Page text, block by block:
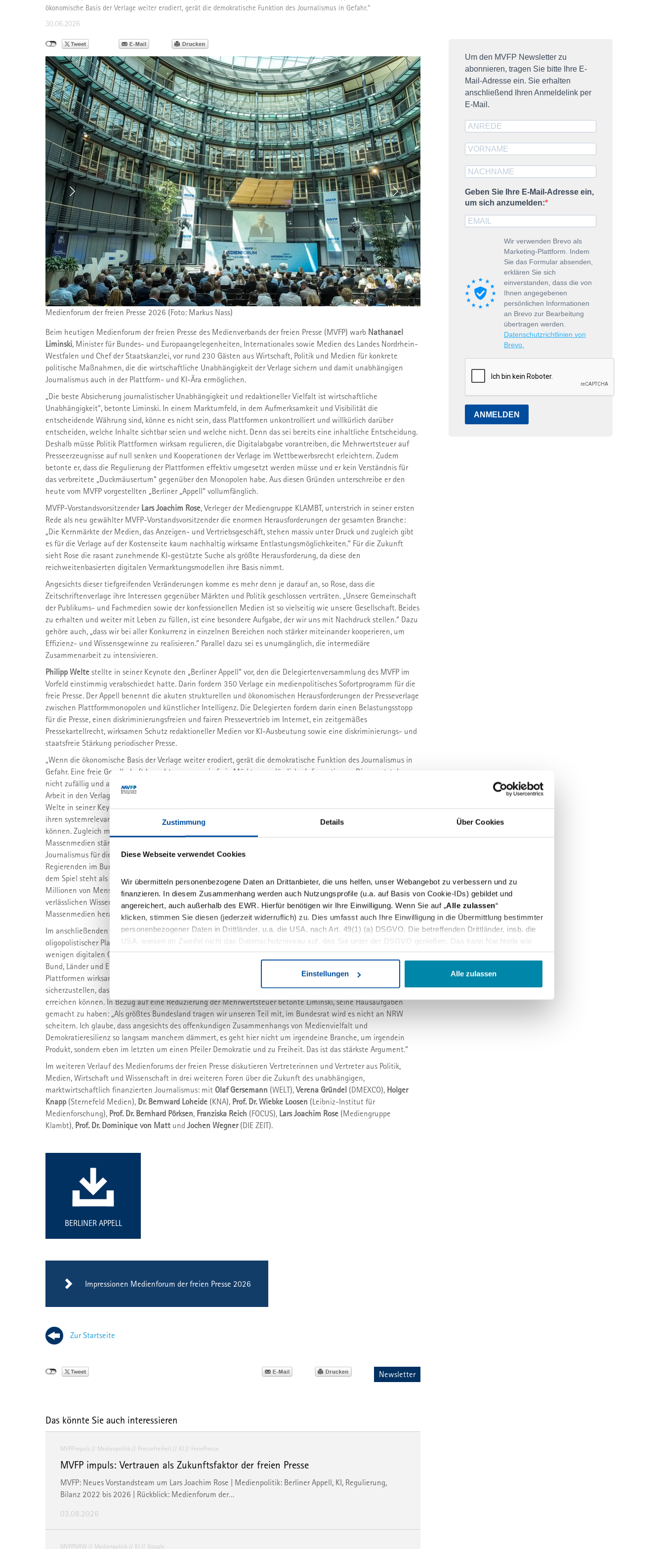
Zustimmung Details Über Cookies
Diese Webseite verwendet Cookies
Wir übermitteln personenbezogene Daten an Drittanbieter, die uns helfen, unser Webangebot zu verbessern und zu
finanzieren. In diesem Zusammenhang werden auch Nutzungsprofile (u.a. auf Basis von Cookie-IDs) gebildet und
angereichert, auch außerhalb des EWR. Hierfür benötigen wir Ihre Einwilligung. Wenn Sie auf „Alle zulassen“
klicken, stimmen Sie diesen (jederzeit widerruflich) zu. Dies umfasst auch Ihre Einwilligung in die Übermittlung bestimmter
personenbezogener Daten in Drittländer, u.a. die USA, nach Art. 49(1) (a) DSGVO. Die betreffenden Drittländer, insb. die
USA, weisen im Zweifel nicht das Datenschutzniveau auf, das Sie unter der DSGVO genießen. Das kann Nachteile wie
eine erschwerte Durchsetzung von Betroffenenrechten, eine fehlende Kontrolle der Weiterverarbeitung und Übermittlung
Überwachungszwecken bedeuten, ohne dass Ihnen Rechtsbehelfe dagegen zustehen. Unter "
Einstellungen" können Sie
Ihre Einstellungen ändern oder die Datenverarbeitung ablehnen.
Sie können Ihre Präferenzen jederzeit anpassen sowie Ihre Einwilligung widerrufen, indem Sie uns per E-Mail informieren:
info@mvfp.de. Weitere Informationen finden Sie in unsererDatenschutzerklärung
Einstellungen Alle zulassen
VDZ-Nummer
Strategische Partner
ökonomische Basis der Verlage weiter erodiert, gerät die demokratische Funktion des Journalismus in Gefahr.“
30.06.2026
Medienforum der freien Presse 2026 (Foto: Markus Nass)
Nathanael Liminski (Foto: Markus Nass)
Beim heutigen Medienforum der freien Presse des Medienverbands der freien Presse (MVFP) warb Nathanael
Liminski, Minister für Bundes- und Europaangelegenheiten, Internationales sowie Medien des Landes Nordrhein-
Westfalen und Chef der Staatskanzlei, vor rund 230 Gästen aus Wirtschaft, Politik und Medien für konkrete
politische Maßnahmen, die die wirtschaftliche Unabhängigkeit der Verlage sichern und damit unabhängigen
Journalismus auch in der Plattform- und KI-Ära ermöglichen.
„Die beste Absicherung journalistischer Unabhängigkeit und redaktioneller Vielfalt ist wirtschaftliche
Unabhängigkeit“, betonte Liminski. In einem Marktumfeld, in dem Aufmerksamkeit und Visibilität die
entscheidende Währung sind, könne es nicht sein, dass Plattformen unkontrolliert und willkürlich darüber
entscheiden, welche Inhalte sichtbar seien und welche nicht. Denn das sei bereits eine inhaltliche Entscheidung.
Deshalb müsse Politik Plattformen wirksam regulieren, die Digitalabgabe vorantreiben, die Mehrwertsteuer auf
Presseerzeugnisse auf null senken und Kooperationen der Verlage im Wettbewerbsrecht erleichtern. Zudem
betonte er, dass die Regulierung der Plattformen effektiv umgesetzt werden müsse und er kein Verständnis für
das verbreitete „Duckmäusertum“ gegenüber den Monopolen habe. Aus diesen Gründen unterschreibe er den
heute vom MVFP vorgestellten „Berliner „Appell“ vollumfänglich.
MVFP-Vorstandsvorsitzender Lars Joachim Rose, Verleger der Mediengruppe KLAMBT, unterstrich in seiner ersten
Rede als neu gewählter MVFP-Vorstandsvorsitzender die enormen Herausforderungen der gesamten Branche:
„Die Kernmärkte der Medien, das Anzeigen- und Vertriebsgeschäft, stehen massiv unter Druck und zugleich gibt
es für die Verlage auf der Kostenseite kaum nachhaltig wirksame Entlastungsmöglichkeiten.“ Für die Zukunft
sieht Rose die rasant zunehmende KI-gestützte Suche als größte Herausforderung, da diese den
reichweitenbasierten digitalen Vermarktungsmodellen ihre Basis nimmt.
Angesichts dieser tiefgreifenden Veränderungen komme es mehr denn je darauf an, so Rose, dass die
Zeitschriftenverlage ihre Interessen gegenüber Märkten und Politik geschlossen verträten. „Unsere Gemeinschaft
der Publikums- und Fachmedien sowie der konfessionellen Medien ist so vielseitig wie unsere Gesellschaft. Beides
zu erhalten und weiter mit Leben zu füllen, ist eine besondere Aufgabe, der wir uns mit Nachdruck stellen.“ Dazu
gehöre auch, „dass wir bei aller Konkurrenz in einzelnen Bereichen noch stärker miteinander kooperieren, um
Effizienz- und Wissensgewinne zu realisieren.“ Parallel dazu sei es unumgänglich, die intermediäre
Zusammenarbeit zu intensivieren.
Philipp Welte stellte in seiner Keynote den „Berliner Appell“ vor, den die Delegiertenversammlung des MVFP im
Vorfeld einstimmig verabschiedet hatte. Darin fordern 350 Verlage ein medienpolitisches Sofortprogramm für die
freie Presse. Der Appell benennt die akuten strukturellen und ökonomischen Herausforderungen der Presseverlage
zwischen Plattformmonopolen und künstlicher Intelligenz. Die Delegierten fordern darin einen Belastungsstopp
für die Presse, einen diskriminierungsfreien und fairen Pressevertrieb im Internet, ein zeitgemäßes
Pressekartellrecht, wirksamen Schutz redaktioneller Medien vor KI-Ausbeutung sowie eine diskriminierungs- und
staatsfreie Stärkung periodischer Presse.
„Wenn die ökonomische Basis der Verlage weiter erodiert, gerät die demokratische Funktion des Journalismus in
Gefahr. Eine freie Gesellschaft braucht – genau wie freie Märkte – verlässliche Informationen. Diese entstehen
nicht zufällig und auch nicht durch künstliche Intelligenz. Sie entstehen durch professionelle journalistische
Arbeit in den Verlagen: durch Recherche, Analyse, Einordnung und verantwortungsbewusstes Publizieren“, hatte
Welte in seiner Keynote betont. Die freie Presse brauche andere ordnungspolitische Rahmenbedingungen, um
ihren systemrelevanten Auftrag auch unter den Machtverhältnissen der digitalen Medienmärkte erfüllen zu
können. Zugleich müsse die Politik der Gefährdung des gesellschaftlichen Zusammenhalts durch die sozialen
Massenmedien stärker begegnen und die Bedeutung eines verlässlichen, dem Presserecht verpflichteten
Journalismus für die Stabilität der Demokratie verstehen. „Daher unser Appell: Es ist an der Zeit, dass die
Regierenden im Bund und in den Ländern erkennen, dass in der gegebenen ökonomischen Situation mehr auf
dem Spiel steht als die Zukunft einzelner Publikationen“, unterstrich Welte. „Es geht es um die Freiheit von
Millionen von Menschen in diesem Land, sich eine wirklich freie Meinung bilden zu können – auf der Basis
verlässlichen Wissens, nicht aus einem Sumpf von Agitation, Desinformation und Manipulation in den sozialen
Massenmedien heraus.“
Im anschließenden Gespräch zwischen Nathanael Liminski und Philipp Welte stand im Mittelpunkt, wie
oligopolistischer Plattformmacht, diskriminierenden Zugangsbedingungen und wachsender Abhängigkeit von
wenigen digitalen Gatekeepern durch konkrete Gesetzgebung zu begegnen ist. Liminski machte deutlich, dass
Bund, Länder und Europa gemeinsam handeln müssten, um die Mehrwertsteuer für Presseprodukte zu senken,
Plattformen wirksam zu regulieren, journalistische Inhalte gegenüber KI-Systemen zu schützen und
sicherzustellen, dass Nutzerinnen und Nutzer Presseangebote im digitalen Raum diskriminierungsfrei finden und
erreichen können. In Bezug auf eine Reduzierung der Mehrwertsteuer betonte Liminski, seine Hausaufgaben
gemacht zu haben: „Als größtes Bundesland tragen wir unseren Teil mit, im Bundesrat wird es nicht an NRW
scheitern. Ich glaube, dass angesichts des offenkundigen Zusammenhangs von Medienvielfalt und
Demokratieresilienz so langsam manchem dämmert, es geht hier nicht um irgendeine Branche, um irgendein
Produkt, sondern eben im letzten um einen Pfeiler Demokratie und zu Freiheit. Das ist das stärkste Argument.“
Im weiteren Verlauf des Medienforums der freien Presse diskutieren Vertreterinnen und Vertreter aus Politik,
Medien, Wirtschaft und Wissenschaft in drei weiteren Foren über die Zukunft des unabhängigen,
marktwirtschaftlich finanzierten Journalismus: mit Olaf Gersemann (WELT),Verena Gründel (DMEXCO), Holger
Knapp (Sternefeld Medien), Dr. Bernward Loheide (KNA), Prof. Dr. Wiebke Loosen (Leibniz-Institut für
Medienforschung), Prof. Dr. Bernhard Pörksen, Franziska Reich (FOCUS), Lars Joachim Rose (Mediengruppe
Klambt), Prof. Dr. Dominique von Matt und Jochen Wegner(DIE ZEIT).
BERLINER APPELL
Impressionen Medienforum der freien Presse 2026
Zur Startseite
Newsletter
Das könnte Sie auch interessieren
MVFPimpuls Medienpolitik Pressefreiheit KI FreiePresse
MVFP impuls: Vertrauen als Zukunftsfaktor der freien Presse
MVFP: Neues Vorstandsteam um Lars Joachim Rose | Medienpolitik: Berliner Appell, KI, Regulierung,
Bilanz 2022 bis 2026 | Rückblick: Medienforum der…
03.08.2026
MVFPNRW Medienpolitik KI Google
Um den MVFP Newsletter zu
abonnieren, tragen Sie bitte Ihre E-
Mail-Adresse ein. Sie erhalten
anschließend Ihren Anmeldelink per
E-Mail.
Geben Sie Ihre E-Mail-Adresse ein,
um sich anzumelden:
Wir verwenden Brevo als
Marketing-Plattform. Indem
Sie das Formular absenden,
erklären Sie sich
einverstanden, dass die von
Ihnen angegebenen
persönlichen Informationen
an Brevo zur Bearbeitung
übertragen werden.
Datenschutzrichtlinien von
Brevo.
ANMELDEN